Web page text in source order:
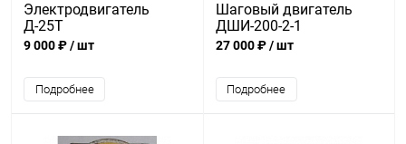
Электродвигатель
Д-25Т
9 000 ₽/ шт
Подробнее
Шаговый двигатель
ДШИ-200-2-1
27 000 ₽/ шт
Подробнее